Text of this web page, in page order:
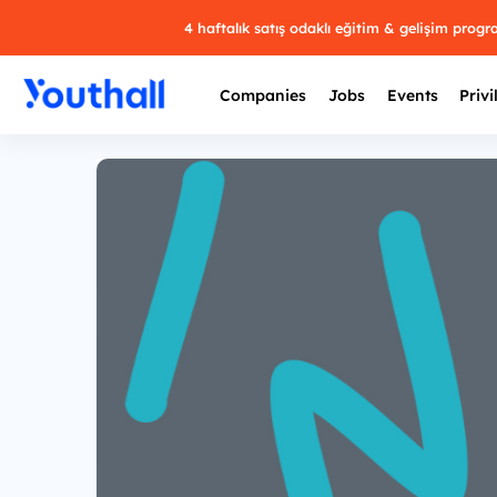
4 haftalık satış odaklı eğitim & gelişim
Companies Jobs Events